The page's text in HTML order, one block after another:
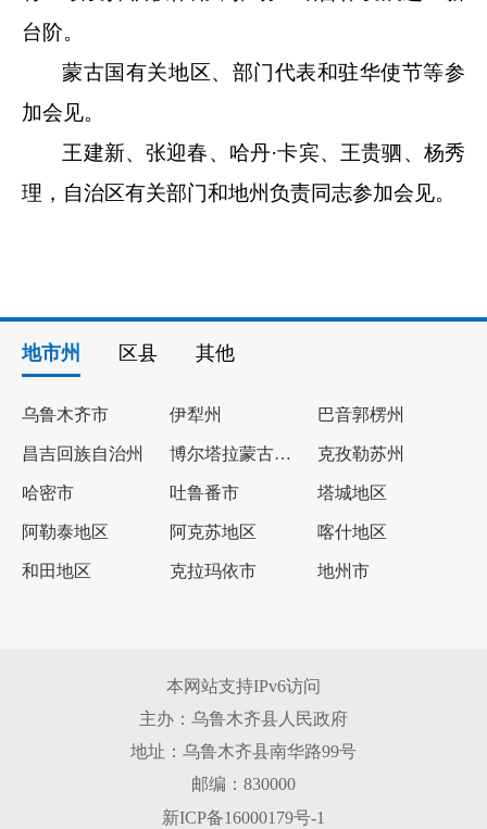
台阶。
蒙古国有关地区、部门代表和驻华使节等参
加会见。
王建新、张迎春、哈丹·卡宾、王贵驷、杨秀
理，自治区有关部门和地州负责同志参加会见。
地市州 区县 其他
乌鲁木齐市 伊犁州 巴音郭楞州
昌吉回族自治州 博尔塔拉蒙古自治州 克孜勒苏州
哈密市 吐鲁番市 塔城地区
阿勒泰地区 阿克苏地区 喀什地区
和田地区 克拉玛依市 地州市
本网站支持IPv6访问
主办：乌鲁木齐县人民政府
地址：乌鲁木齐县南华路99号
邮编：830000
新ICP备16000179号-1